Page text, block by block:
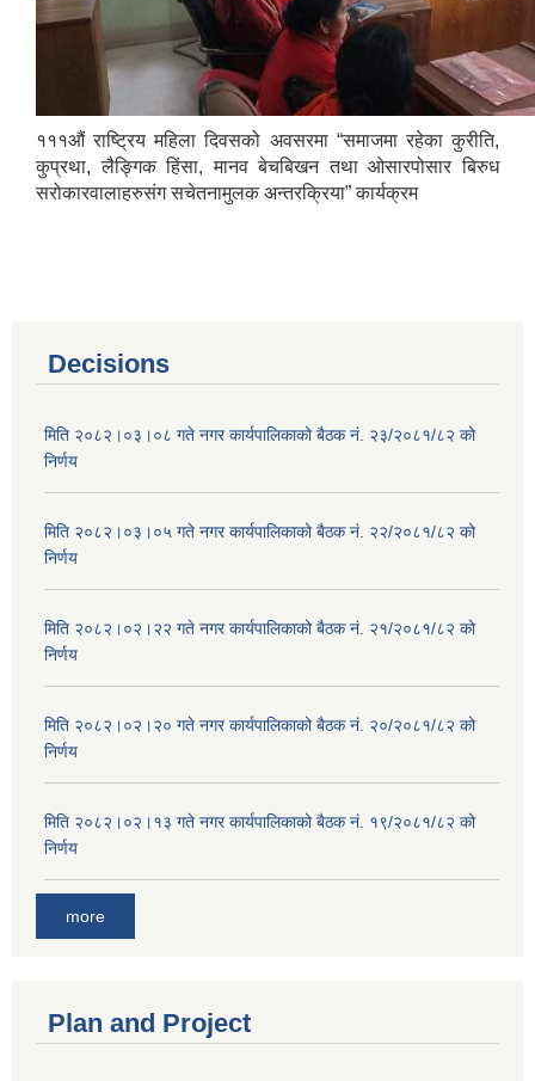
१११औं राष्ट्रिय महिला दिवसको अवसरमा “समाजमा रहेका कुरीति,
कुप्रथा, लैङ्गिक हिंसा, मानव बेचबिखन तथा ओसारपोसार बिरुध
सरोकारवालाहरुसंग सचेतनामुलक अन्तरक्रिया” कार्यक्रम
Decisions
मिति २०८२।०३।०८ गते नगर कार्यपालिकाको बैठक नं. २३/२०८१/८२ को
निर्णय
मिति २०८२।०३।०५ गते नगर कार्यपालिकाको बैठक नं. २२/२०८१/८२ को
निर्णय
मिति २०८२।०२।२२ गते नगर कार्यपालिकाको बैठक नं. २१/२०८१/८२ को
निर्णय
मिति २०८२।०२।२० गते नगर कार्यपालिकाको बैठक नं. २०/२०८१/८२ को
निर्णय
मिति २०८२।०२।१३ गते नगर कार्यपालिकाको बैठक नं. १९/२०८१/८२ को
निर्णय
more
Plan and Project